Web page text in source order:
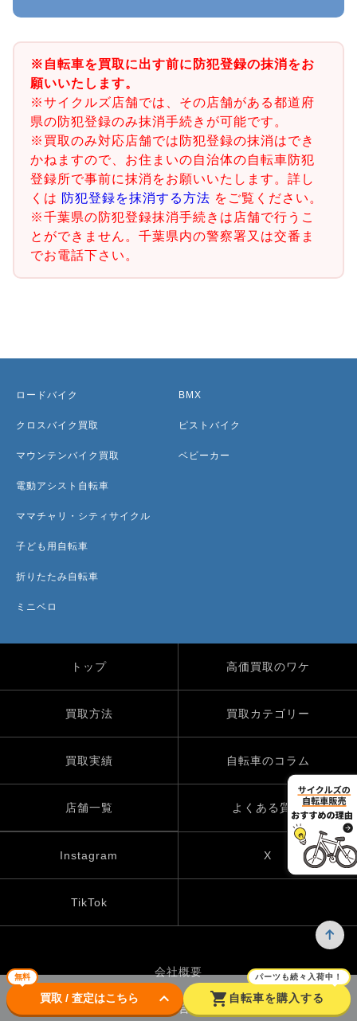
※自転車を買取に出す前に防犯登録の抹消をお
願いいたします。
※サイクルズ店舗では、その店舗がある都道府
県の防犯登録のみ抹消手続きが可能です。
※買取のみ対応店舗では防犯登録の抹消はでき
かねますので、お住まいの自治体の自転車防犯
登録所で事前に抹消をお願いいたします。詳し
くは 防犯登録を抹消する方法 をご覧ください。
※千葉県の防犯登録抹消手続きは店舗で行うこ
とができません。千葉県内の警察署又は交番ま
でお電話下さい。
無料
買取 / 査定はこちら keyboard_arrow_down shopping_cart
パーツも続々入荷中！
自転車を購入する
ロードバイク
クロスバイク買取
マウンテンバイク買取
電動アシスト自転車
ママチャリ・シティサイクル
子ども用自転車
折りたたみ自転車
ミニベロ
BMX
ピストバイク
ベビーカー
トップ 高価買取のワケ
買取方法 買取カテゴリー
買取実績 自転車のコラム
店舗一覧 よくある質問
Instagram X
TikTok
会社概要
お問い合わせ